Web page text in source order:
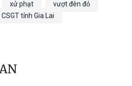
xử phạt
vượt đèn đỏ
CSGT tỉnh Gia Lai